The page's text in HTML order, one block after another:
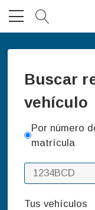
Buscar
vehículo
Por número
matrícula
Tus vehículos